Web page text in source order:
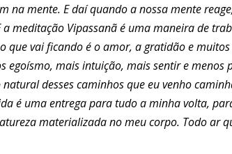
mente. E daí quando a nossa mente
meditação Vipassanã é uma maneira de
que vai ficando é o amor, a gratidão e
mais intuição, mais sentir e menos
desses caminhos que eu venho
é uma entrega para tudo a minha volta,
materializada no meu corpo. Todo